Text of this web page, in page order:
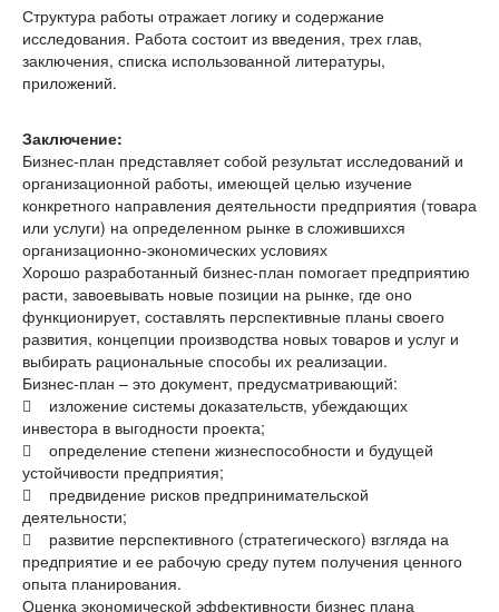
Структура работы отражает логику и содержание
исследования. Работа состоит из введения, трех глав,
заключения, списка использованной литературы,
приложений.
Заключение:
Бизнес-план представляет собой результат исследований и
организационной работы, имеющей целью изучение
конкретного направления деятельности предприятия (товара
или услуги) на определенном рынке в сложившихся
организационно-экономических условиях
Хорошо разработанный бизнес-план помогает предприятию
расти, завоевывать новые позиции на рынке, где оно
функционирует, составлять перспективные планы своего
развития, концепции производства новых товаров и услуг и
выбирать рациональные способы их реализации.
Бизнес-план – это документ, предусматривающий:
 изложение системы доказательств, убеждающих
инвестора в выгодности проекта;
 определение степени жизнеспособности и будущей
устойчивости предприятия;
 предвидение рисков предпринимательской
деятельности;
 развитие перспективного (стратегического) взгляда на
предприятие и ее рабочую среду путем получения ценного
опыта планирования.
Оценка экономической эффективности бизнес плана